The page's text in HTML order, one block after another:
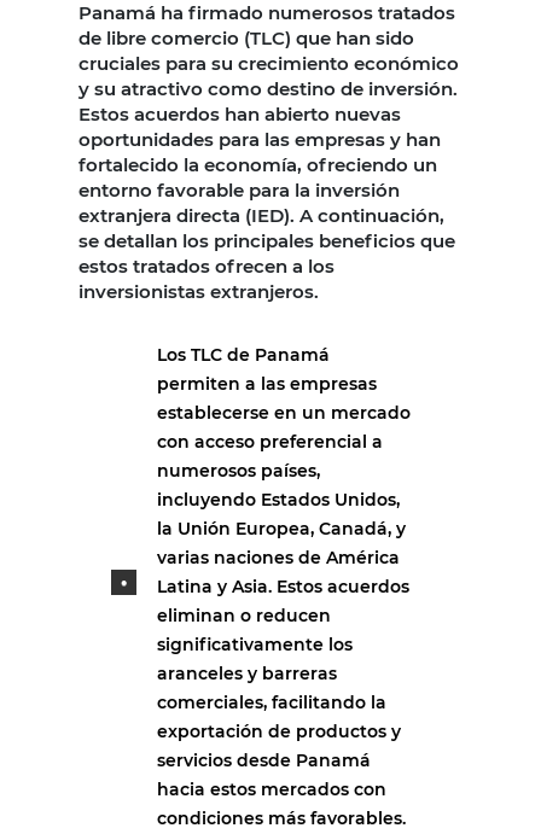
Panamá ha firmado numerosos tratados
de libre comercio (TLC) que han sido
cruciales para su crecimiento económico
y su atractivo como destino de inversión.
Estos acuerdos han abierto nuevas
oportunidades para las empresas y han
fortalecido la economía, ofreciendo un
entorno favorable para la inversión
extranjera directa (IED). A continuación,
se detallan los principales beneficios que
estos tratados ofrecen a los
inversionistas extranjeros.
Los TLC de Panamá
permiten a las empresas
establecerse en un mercado
con acceso preferencial a
numerosos países,
incluyendo Estados Unidos,
la Unión Europea, Canadá, y
varias naciones de América
Latina y Asia. Estos acuerdos
eliminan o reducen
significativamente los
aranceles y barreras
comerciales, facilitando la
exportación de productos y
servicios desde Panamá
hacia estos mercados con
condiciones más favorables.